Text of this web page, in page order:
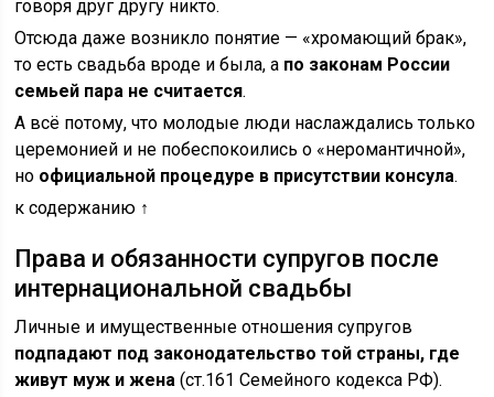
говоря друг другу никто.
Отсюда даже возникло понятие — «хромающий брак»,
то есть свадьба вроде и была, а по законам России
семьей пара не считается.
А всё потому, что молодые люди наслаждались только
церемонией и не побеспокоились о «неромантичной»,
но официальной процедуре в присутствии консула.
к содержанию ↑
Права и обязанности супругов после
интернациональной свадьбы
Личные и имущественные отношения супругов
подпадают под законодательство той страны, где
живут муж и жена (ст.161 Семейного кодекса РФ).